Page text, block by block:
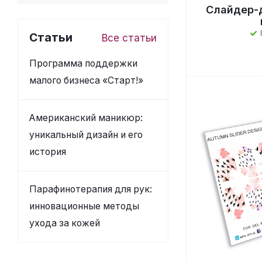
Слайдер-
Статьи Все статьи
Программа поддержки
малого бизнеса «Старт!»
Американский маникюр:
уникальный дизайн и его
история
Парафинотерапия для рук:
инновационные методы
ухода за кожей